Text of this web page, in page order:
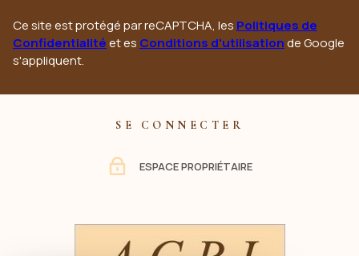
Ce site est protégé par reCAPTCHA, les Politiques de
Confidentialitéet es Conditions d'utilisationde Google
s'appliquent.
SE CONNECTER
ESPACE PROPRIÉTAIRE